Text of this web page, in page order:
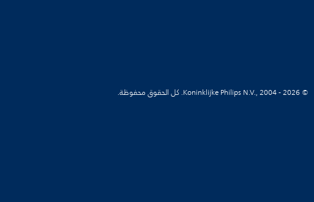
© Koninklijke Philips N.V., 2004 - 2026. كل الحقوق محفوظة.